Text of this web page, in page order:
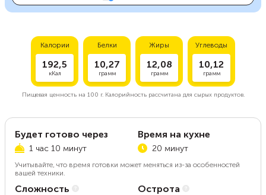
Калории
192,5
кКал
Белки
10,27
грамм
Жиры
12,08
грамм
Углеводы
10,12
грамм
Пищевая ценность на 100 г.Калорийность рассчитана для сырых продуктов.
Будет готово через
1 час 10 минут
Время на кухне
20 минут
Учитывайте, что время готовки может меняться из-за особенностей
вашей техники.
Сложность
Острота